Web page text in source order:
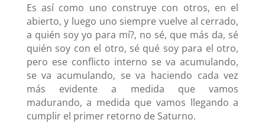
Es así como uno construye con otros, en el
abierto, y luego uno siempre vuelve al cerrado,
a quién soy yo para mí?, no sé, que más da, sé
quién soy con el otro, sé qué soy para el otro,
pero ese conflicto interno se va acumulando,
se va acumulando, se va haciendo cada vez
más evidente a medida que vamos
madurando, a medida que vamos llegando a
cumplir el primer retorno de Saturno.